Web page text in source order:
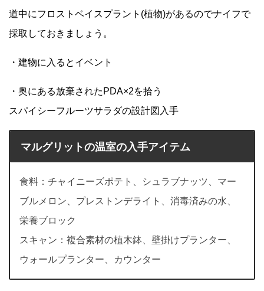
道中にフロストベイスプラント(植物)があるのでナイフで
採取しておきましょう。
・建物に入るとイベント
・奥にある放棄されたPDA×2を拾う
スパイシーフルーツサラダの設計図入手
マルグリットの温室の入手アイテム
食料：チャイニーズポテト、シュラブナッツ、マー
ブルメロン、プレストンデライト、消毒済みの水、
栄養ブロック
スキャン：複合素材の植木鉢、壁掛けプランター、
ウォールプランター、カウンター